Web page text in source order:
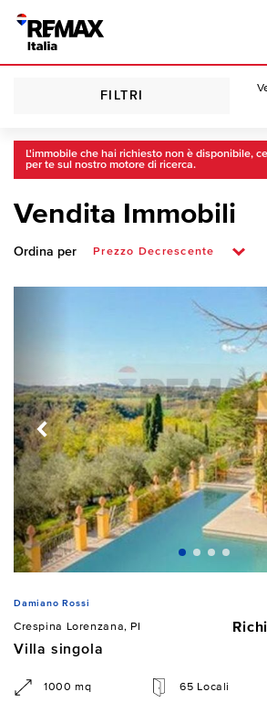
FILTRI
L'immobile che hai richiesto non è disponibile,
per te sul nostro motore di ricerca.
Vendita Immobili
Ordina per
Damiano Rossi
Crespina Lorenzana, PI
Villa singola
1000 mq 65 Locali